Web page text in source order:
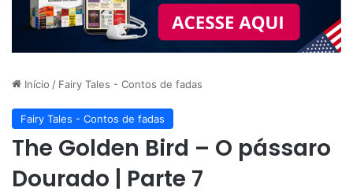
Início / Fairy Tales - Contos de fadas
Fairy Tales - Contos de fadas
The Golden Bird – O pássaro
Dourado | Parte 7